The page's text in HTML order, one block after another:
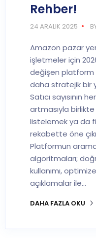
Rehber!
24 ARALIK 2025
Amazon pazar
işletmeler için
değişen platform
daha stratejik bir
Satıcı sayısının
artmasıyla birlikte
listelemek ya da
rekabette öne
Platformun
algoritmaları;
kullanımı,
açıklamalar ile…
DAHA FAZLA OKU